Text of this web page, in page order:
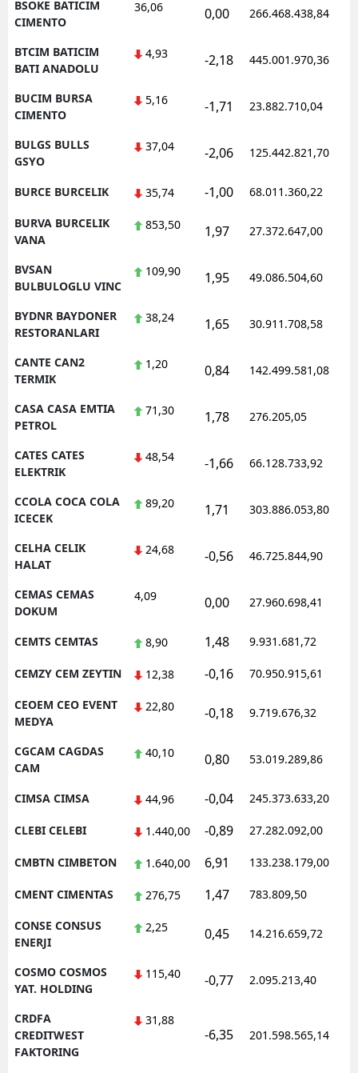
BSOKE BATICIM
CIMENTO
36,06 0,00 266.468.438,84
BTCIM BATICIM
BATI ANADOLU
4,93 -2,18 445.001.970,36
BUCIM BURSA
CIMENTO
5,16 -1,71 23.882.710,04
BULGS BULLS
GSYO
37,04 -2,06 125.442.821,70
BURCE BURCELIK 35,74 -1,00 68.011.360,22
BURVA BURCELIK
VANA
853,50 1,97 27.372.647,00
BVSAN
BULBULOGLU VINC
109,90 1,95 49.086.504,60
BYDNR BAYDONER
RESTORANLARI
38,24 1,65 30.911.708,58
CANTE CAN2
TERMIK
1,20 0,84 142.499.581,08
CASA CASA EMTIA
PETROL
71,30 1,78 276.205,05
CATES CATES
ELEKTRIK
48,54 -1,66 66.128.733,92
CCOLA COCA COLA
ICECEK
89,20 1,71 303.886.053,80
CELHA CELIK
HALAT
24,68 -0,56 46.725.844,90
CEMAS CEMAS
DOKUM
4,09 0,00 27.960.698,41
CEMTS CEMTAS 8,90 1,48 9.931.681,72
CEMZY CEM ZEYTIN 12,38 -0,16 70.950.915,61
CEOEM CEO EVENT
MEDYA
22,80 -0,18 9.719.676,32
CGCAM CAGDAS
CAM
40,10 0,80 53.019.289,86
CIMSA CIMSA 44,96 -0,04 245.373.633,20
CLEBI CELEBI 1.440,00 -0,89 27.282.092,00
CMBTN CIMBETON 1.640,00 6,91 133.238.179,00
CMENT CIMENTAS 276,75 1,47 783.809,50
CONSE CONSUS
ENERJI
2,25 0,45 14.216.659,72
COSMO COSMOS
YAT. HOLDING
115,40 -0,77 2.095.213,40
CRDFA
CREDITWEST
FAKTORING
31,88
-6,35 201.598.565,14